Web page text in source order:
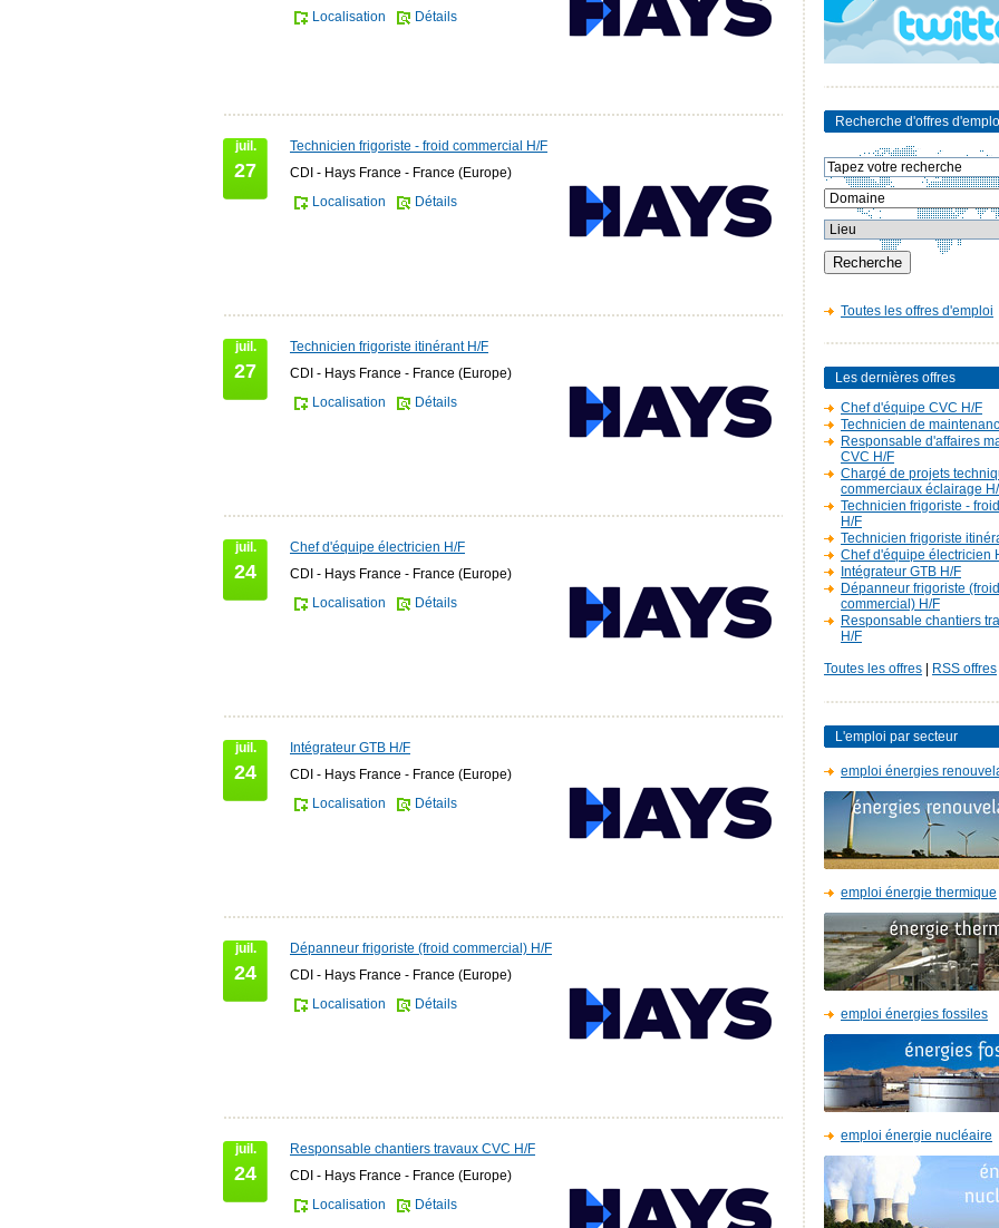
Localisation
Détails
juil.
27
Technicien frigoriste - froid commercial H/F
CDI - Hays France - France (Europe)
Localisation
Détails
juil.
27
Technicien frigoriste itinérant H/F
CDI - Hays France - France (Europe)
Localisation
Détails
juil.
24
Chef d'équipe électricien H/F
CDI - Hays France - France (Europe)
Localisation
Détails
juil.
24
Intégrateur GTB H/F
CDI - Hays France - France (Europe)
Localisation
Détails
juil.
24
Dépanneur frigoriste (froid commercial) H/F
CDI - Hays France - France (Europe)
Localisation
Détails
juil.
24
Responsable chantiers travaux CVC H/F
CDI - Hays France - France (Europe)
Localisation
Détails
Recherche d'offres
Toutes les offres d'emploi
Les dernières offres
Chef d'équipe CVC H/F
Technicien de
Responsable d'affaires
CVC H/F
Chargé de projets
commerciaux éclairage
Technicien frigoriste -
H/F
Technicien frigoriste
Chef d'équipe électricien
Intégrateur GTB H/F
Dépanneur frigoriste (froid
commercial) H/F
Responsable chantiers
H/F
Toutes les offres RSS offres
L'emploi par secteur
emploi énergies
emploi énergie thermique
emploi énergies fossiles
emploi énergie nucléaire